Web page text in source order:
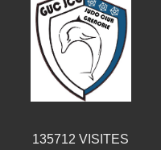
135712 VISITES